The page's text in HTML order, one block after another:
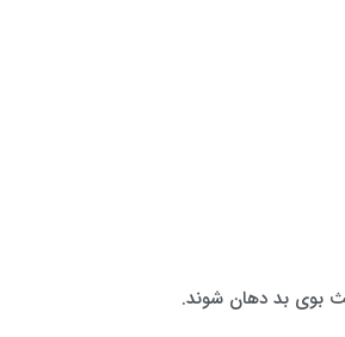
بوی بد دهان شوند.